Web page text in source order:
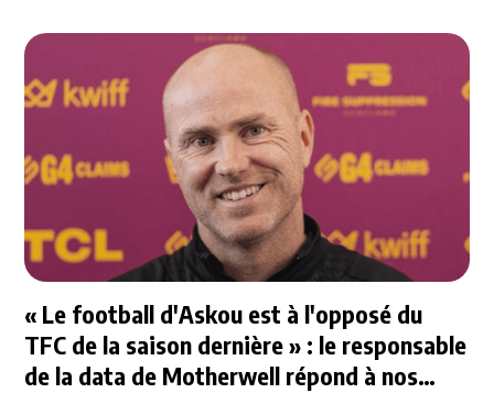
« Le football d'Askou est à l'opposé du
TFC de la saison dernière » : le responsable
de la data de Motherwell répond à nos